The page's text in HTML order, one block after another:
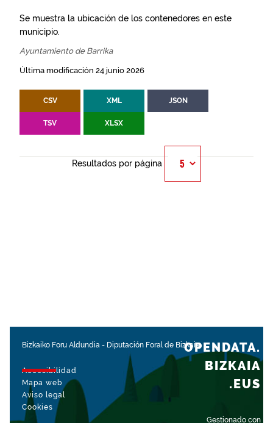
Se muestra la ubicación de los contenedores en este
municipio.
Ayuntamiento de Barrika
Última modificación 24 junio 2026
CSV XML JSON
TSV XLSX
Resultados por página
Bizkaiko Foru Aldundia - Diputación Foral de Bizkaia
Accesibilidad
Mapa web
Aviso legal
Cookies
Gestionado con
OPENDATA.
BIZKAIA
.EUS